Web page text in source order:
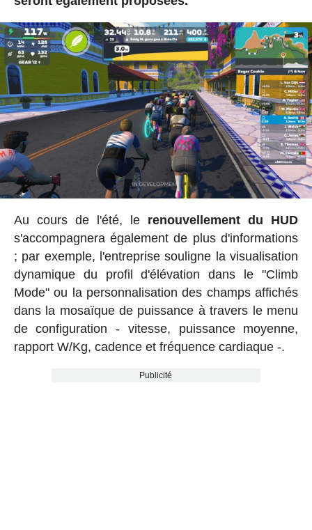
Au cours de l'été, le renouvellement du HUD
s'accompagnera également de plus d'informations
; par exemple, l'entreprise souligne la visualisation
dynamique du profil d'élévation dans le "Climb
Mode" ou la personnalisation des champs affichés
dans la mosaïque de puissance à travers le menu
de configuration - vitesse, puissance moyenne,
rapport W/Kg, cadence et fréquence cardiaque -.
Publicité